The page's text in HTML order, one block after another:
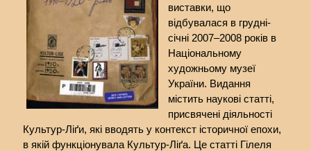
виставки, що
відбувалася в грудні-
січні 2007–2008 років в
Національному
художньому музеї
України. Видання
містить наукові статті,
присвячені діяльності
Культур-Ліґи, які вводять у контекст історичної епохи,
в якій функціонувала Культур-Ліґа. Це статті Гілеля